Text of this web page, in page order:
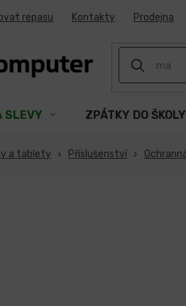
repasu Kontakty Prodejna
SLEVY ZPÁTKY DO ŠKOLY
a tablety Příslušenství